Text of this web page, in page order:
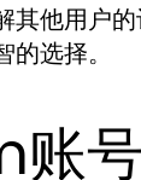
其他用户
选择。